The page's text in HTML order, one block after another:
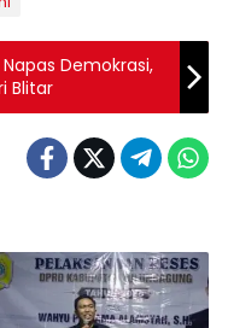
Demokrasi,
Blitar